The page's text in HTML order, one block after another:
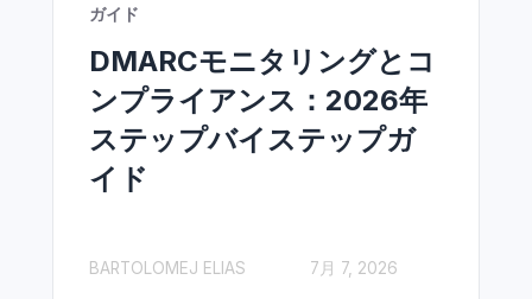
ガイド
DMARCモニタリングとコ
ンプライアンス：2026年
ステップバイステップガ
イド
BARTOLOMEJ ELIAS 7月 7, 2026